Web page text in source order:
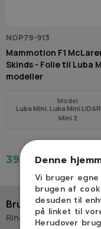
NGP79-913
Mammotion F1
Skinds - Folie til Luba
modeller
Model
Luba Mini. Luba Mini
Mini 2
395,00 kr.
Brug for hjælp?
Ring eller skriv til
Denne
Vi bruger
brugen af
desuden til
på linket til
Herudover